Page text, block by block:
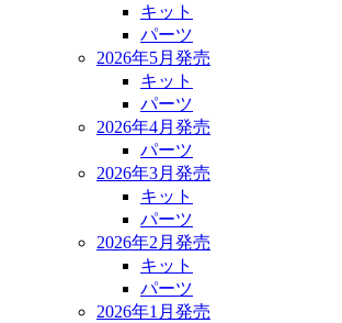
キット
パーツ
2026年5月発売
キット
パーツ
2026年4月発売
パーツ
2026年3月発売
キット
パーツ
2026年2月発売
キット
パーツ
2026年1月発売